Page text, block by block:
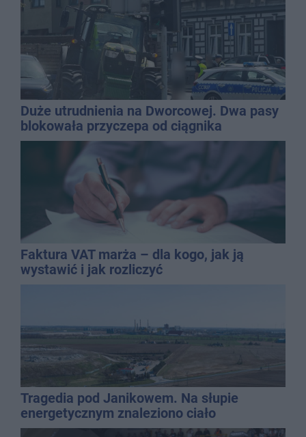
Duże utrudnienia na Dworcowej. Dwa pasy
blokowała przyczepa od ciągnika
Faktura VAT marża – dla kogo, jak ją
wystawić i jak rozliczyć
Tragedia pod Janikowem. Na słupie
energetycznym znaleziono ciało
mężczyzny